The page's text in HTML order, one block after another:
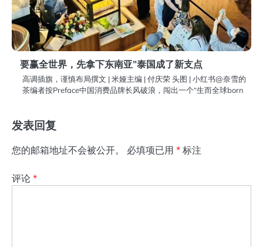
要赢全世界，先拿下东南亚”泰国成了新支点
高调插旗，谨慎布局撰文 | 米娅主编 | 付庆荣 头图 | 小红书@奈雪的
茶编者按Preface中国消费品牌长风破浪，闯出一个“生而全球born
发表回复
您的邮箱地址不会被公开。 必填项已用 * 标注
评论 *